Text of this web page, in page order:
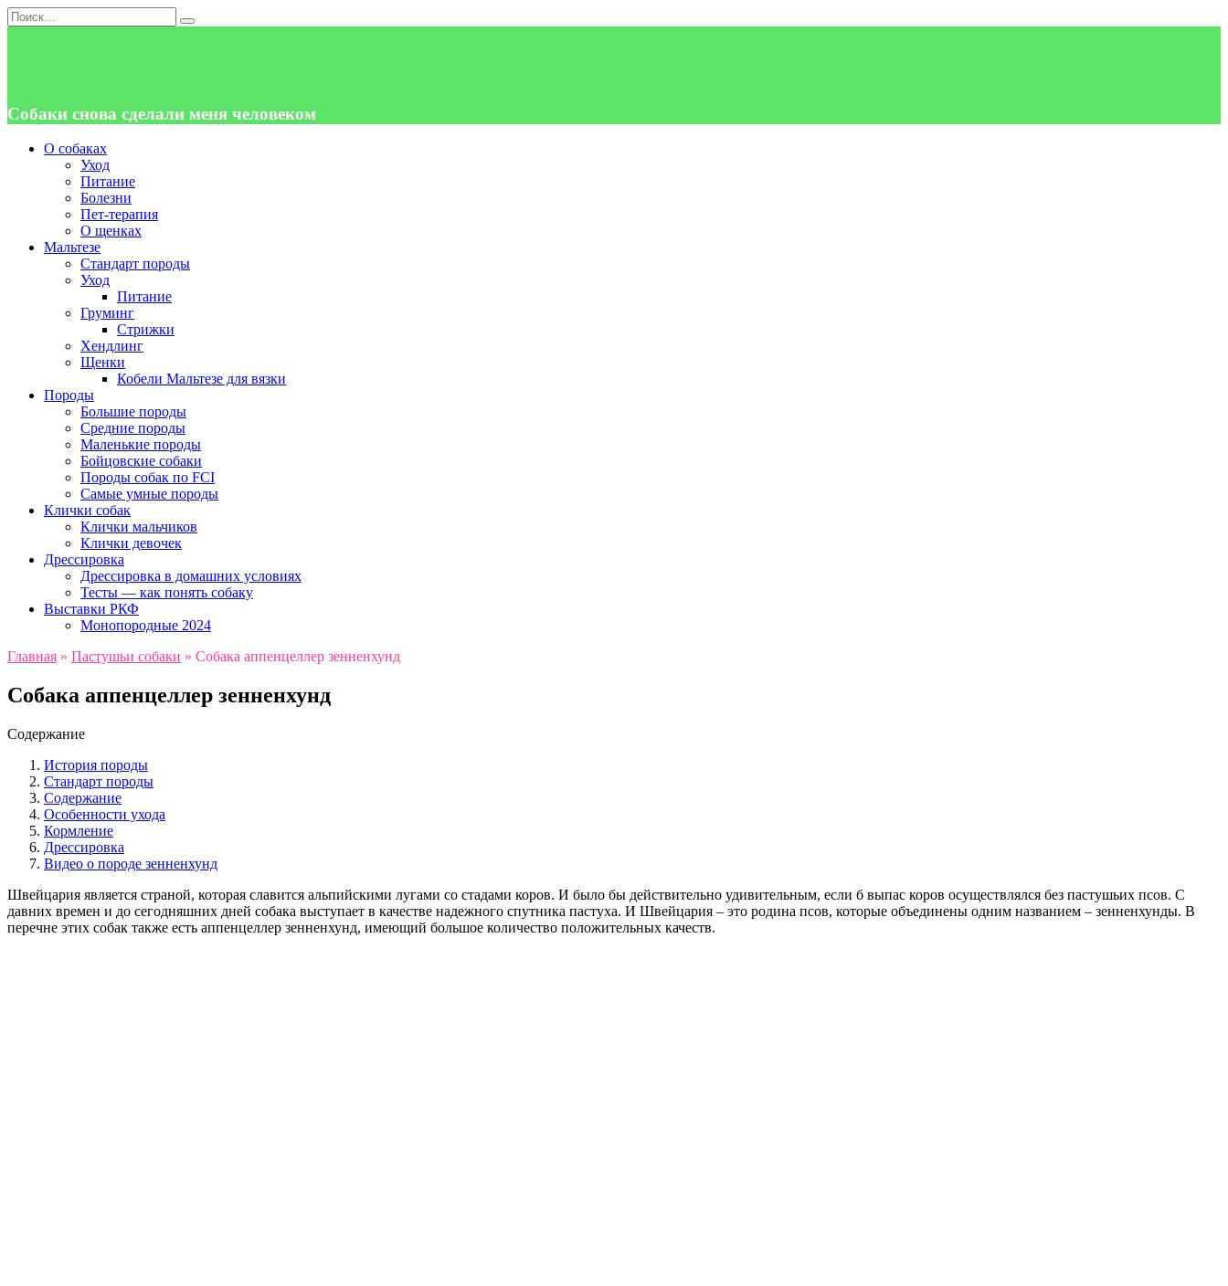
Перейти
к
Search
for:
Собаки снова сделали меня человеком
О собаках
Уход
Питание
Болезни
Пет-терапия
О щенках
Мальтезе
Стандарт породы
Уход
Питание
Груминг
Стрижки
Хендлинг
Щенки
Кобели Мальтезе для вязки
Породы
Большие породы
Средние породы
Маленькие породы
Бойцовские собаки
Породы собак по FCI
Самые умные породы
Клички собак
Клички мальчиков
Клички девочек
Дрессировка
Дрессировка в домашних условиях
Тесты — как понять собаку
Выставки РКФ
Монопородные 2024
Главная » Пастушьи собаки » Собака аппенцеллер зенненхунд
Собака аппенцеллер зенненхунд
Содержание
История породы
Стандарт породы
Содержание
Особенности ухода
Кормление
Дрессировка
Видео о породе зенненхунд
Швейцария является страной, которая славится альпийскими лугами со стадами коров. И было бы действительно удивительным, если б выпас коров осуществлялся без пастушьих псов. С
давних времен и до сегодняшних дней собака выступает в качестве надежного спутника пастуха. И Швейцария – это родина псов, которые объединены одним названием – зенненхунды. В
перечне этих собак также есть аппенцеллер зенненхунд, имеющий большое количество положительных качеств.